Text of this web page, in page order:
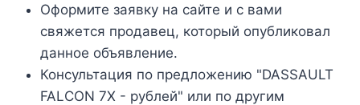
Оформите заявку на сайте и с вами
свяжется продавец, который опубликовал
данное объявление.
Консультация по предложению "DASSAULT
FALCON 7X - рублей" или по другим